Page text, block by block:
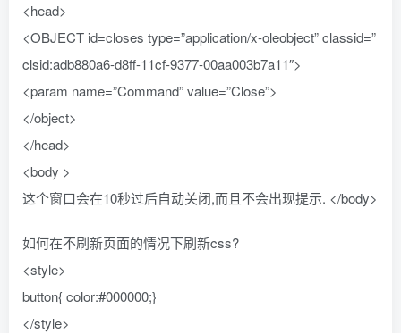
<head>
<OBJECT id=closes type=”application/x-oleobject” classid=”
clsid:adb880a6-d8ff-11cf-9377-00aa003b7a11″>
<param name=”Command” value=”Close”>
</object>
</head>
<body >
这个窗口会在10秒过后自动关闭,而且不会出现提示. </body>
如何在不刷新页面的情况下刷新css?
<style>
button{ color:#000000;}
</style>